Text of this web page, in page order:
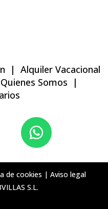
| Alquiler Vacacional
Quienes Somos |
de cookies | Aviso legal
S.L.